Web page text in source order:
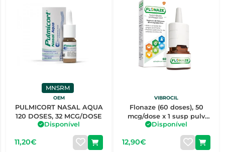
MNSRM
OEM
PULMICORT NASAL AQUA
120 DOSES, 32 MCG/DOSE
Disponível
11,20€
VIBROCIL
Flonaze (60 doses), 50
mcg/dose x 1 susp pulv
nasal
Disponível
12,90€